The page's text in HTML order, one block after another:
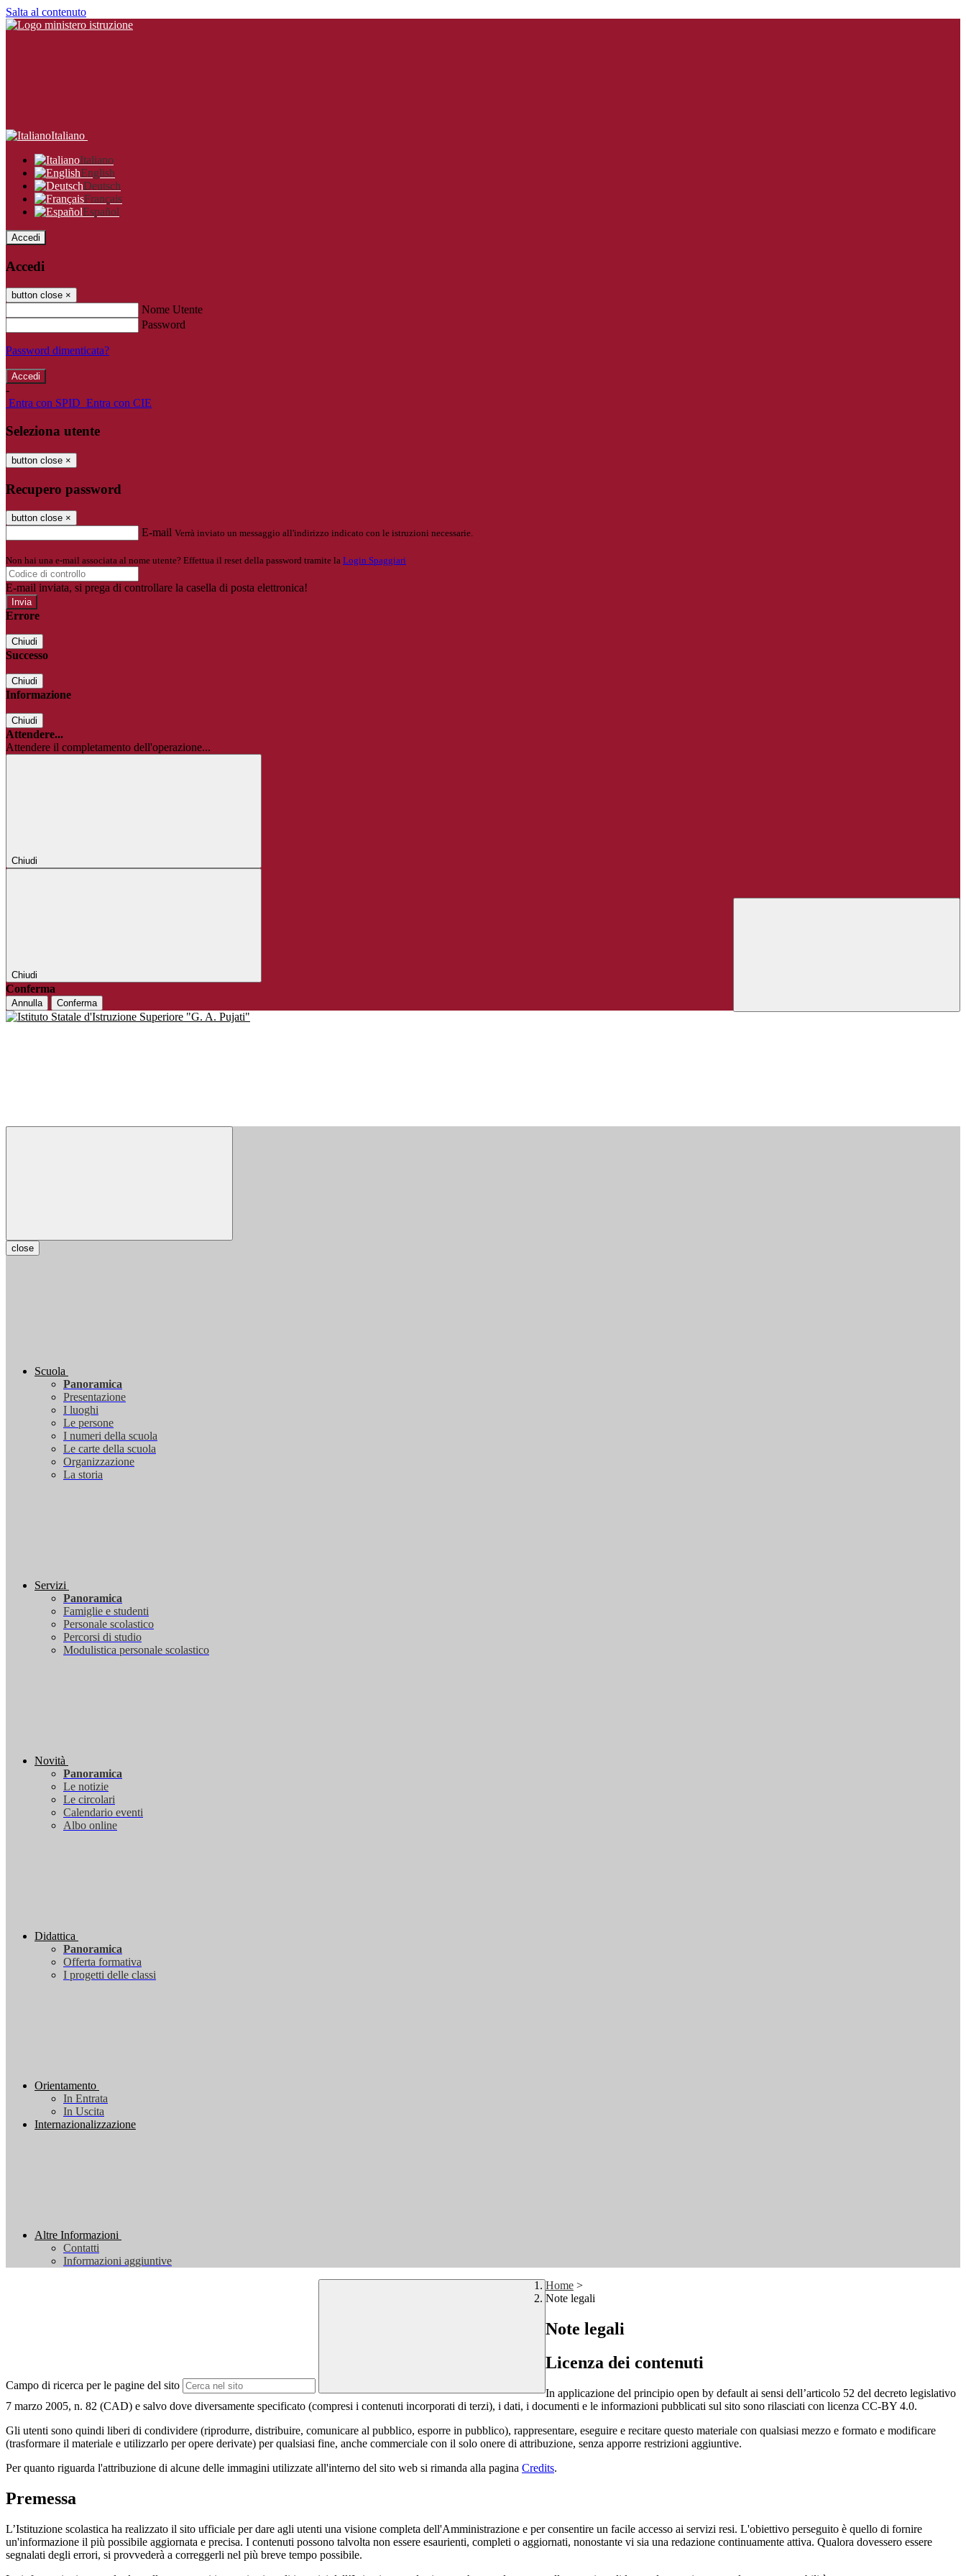
Salta al contenuto
Italiano
Italiano
English
Deutsch
Français
Español
Accedi
Accedi
button close ×
Nome Utente
Password
Password dimenticata?
-
Entra con SPID Entra con CIE
Seleziona utente
button close ×
Recupero password
button close ×
E-mail Verrà inviato un messaggio all'indirizzo indicato con le istruzioni necessarie.
Non hai una e-mail associata al nome utente? Effettua il reset della password tramite la Login Spaggiari
E-mail inviata, si prega di controllare la casella di posta elettronica!
Errore
Chiudi
Successo
Chiudi
Informazione
Chiudi
Attendere...
Attendere il completamento dell'operazione...
Chiudi
Chiudi
Conferma
Annulla Conferma
close
Scuola
Panoramica
Presentazione
I luoghi
Le persone
I numeri della scuola
Le carte della scuola
Organizzazione
La storia
Servizi
Panoramica
Famiglie e studenti
Personale scolastico
Percorsi di studio
Modulistica personale scolastico
Novità
Panoramica
Le notizie
Le circolari
Calendario eventi
Albo online
Didattica
Panoramica
Offerta formativa
I progetti delle classi
Orientamento
In Entrata
In Uscita
Internazionalizzazione
Altre Informazioni
Contatti
Informazioni aggiuntive
Campo di ricerca per le pagine del sito
Home >
Note legali
Note legali
Licenza dei contenuti
In applicazione del principio open by default ai sensi dell’articolo 52 del decreto legislativo
7 marzo 2005, n. 82 (CAD) e salvo dove diversamente specificato (compresi i contenuti incorporati di terzi), i dati, i documenti e le informazioni pubblicati sul sito sono rilasciati con licenza CC-BY 4.0.
Gli utenti sono quindi liberi di condividere (riprodurre, distribuire, comunicare al pubblico, esporre in pubblico), rappresentare, eseguire e recitare questo materiale con qualsiasi mezzo e formato e modificare
(trasformare il materiale e utilizzarlo per opere derivate) per qualsiasi fine, anche commerciale con il solo onere di attribuzione, senza apporre restrizioni aggiuntive.
Per quanto riguarda l'attribuzione di alcune delle immagini utilizzate all'interno del sito web si rimanda alla pagina Credits.
Premessa
L’Istituzione scolastica ha realizzato il sito ufficiale per dare agli utenti una visione completa dell'Amministrazione e per consentire un facile accesso ai servizi resi. L'obiettivo perseguito è quello di fornire
un'informazione il più possibile aggiornata e precisa. I contenuti possono talvolta non essere esaurienti, completi o aggiornati, nonostante vi sia una redazione continuamente attiva. Qualora dovessero essere
segnalati degli errori, si provvederà a correggerli nel più breve tempo possibile.